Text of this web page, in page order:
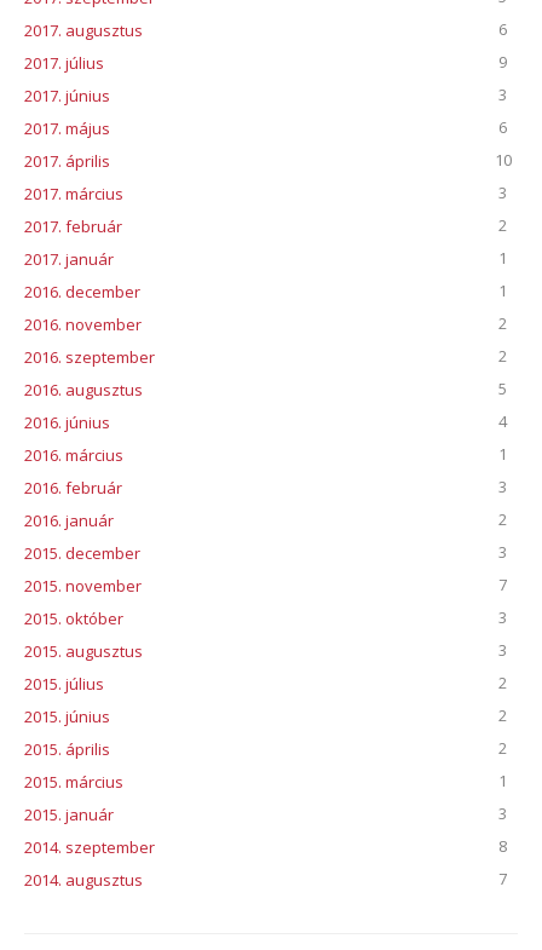
2017. augusztus
6
2017. július
9
2017. június
3
2017. május
6
2017. április
10
2017. március
3
2017. február
2
2017. január
1
2016. december
1
2016. november
2
2016. szeptember
2
2016. augusztus
5
2016. június
4
2016. március
1
2016. február
3
2016. január
2
2015. december
3
2015. november
7
2015. október
3
2015. augusztus
3
2015. július
2
2015. június
2
2015. április
2
2015. március
1
2015. január
3
2014. szeptember
8
2014. augusztus
7